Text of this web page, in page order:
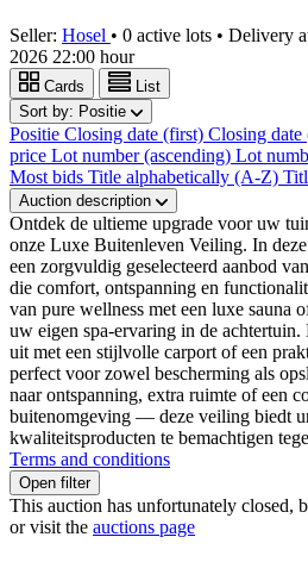
Seller: Hosel • 0 active lots • Delivery
2026 22:00 hour
Cards
List
Sort by: Positie
Positie Closing date (first) Closing date
price Lot number (ascending) Lot
Most bids Title alphabetically (A-Z)
Auction description
Ontdek de ultieme upgrade voor uw
onze Luxe Buitenleven Veiling. In
een zorgvuldig geselecteerd aanbod
die comfort, ontspanning en
van pure wellness met een luxe sauna
uw eigen spa-ervaring in de
uit met een stijlvolle carport of een
perfect voor zowel bescherming als
naar ontspanning, extra ruimte of een
buitenomgeving — deze veiling biedt
kwaliteitsproducten te bemachtigen
Terms and conditions
Open filter
This auction has unfortunately closed,
or visit the auctions page